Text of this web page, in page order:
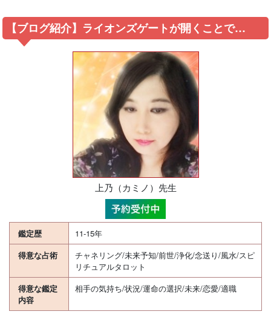
【ブログ紹介】ライオンズゲートが開くことで…
上乃（カミノ）先生
鑑定歴
11-15年
得意な占術
チャネリング/未来予知/前世/浄化/念送り/風水/スピ
リチュアルタロット
得意な鑑定
内容
相手の気持ち/状況/運命の選択/未来/恋愛/適職